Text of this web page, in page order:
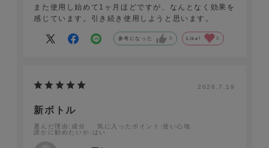
また使用し始めて1ヶ月ほどですが、なんとなく効果を
感じています。引き続き使用しようと思います。
参考になった 0 Like! 0
2026.7.19
新ボトル
選んだ理由 :成分 気に入ったポイント :使い心地
誰かに勧めたいか :はい